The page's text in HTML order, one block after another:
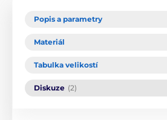
Popis a parametry
Materiál
Tabulka velikostí
Diskuze (2)